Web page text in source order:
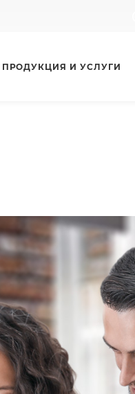
ПРОДУКЦИЯ И УСЛУГИ